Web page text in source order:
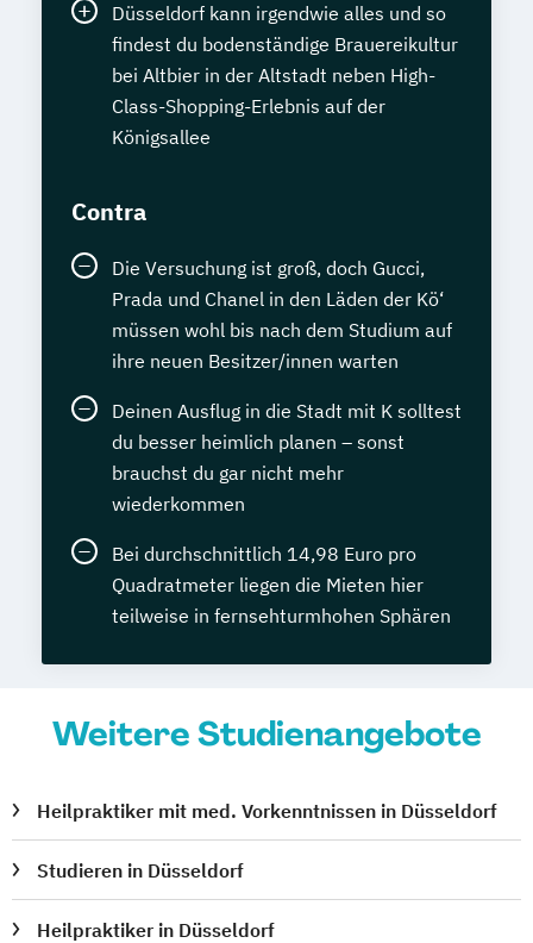
Düsseldorf kann irgendwie alles und so
findest du bodenständige Brauereikultur
bei Altbier in der Altstadt neben High-
Class-Shopping-Erlebnis auf der
Königsallee
Contra
Die Versuchung ist groß, doch Gucci,
Prada und Chanel in den Läden der Kö‘
müssen wohl bis nach dem Studium auf
ihre neuen Besitzer/innen warten
Deinen Ausflug in die Stadt mit K solltest
du besser heimlich planen – sonst
brauchst du gar nicht mehr
wiederkommen
Bei durchschnittlich 14,98 Euro pro
Quadratmeter liegen die Mieten hier
teilweise in fernsehturmhohen Sphären
Weitere Studienangebote
Heilpraktiker mit med. Vorkenntnissen in Düsseldorf
Studieren in Düsseldorf
Heilpraktiker in Düsseldorf